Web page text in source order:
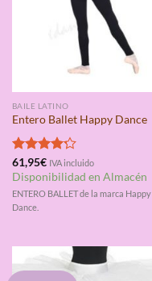
BAILE LATINO
Entero Ballet Happy Dance
Valorado
con4.20
de 5
61,95€ IVA incluido
Disponibilidad en Almacén
ENTERO BALLET de la marca Happy
Dance.